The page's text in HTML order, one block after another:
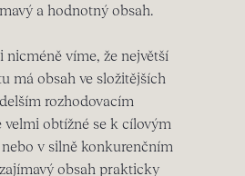
a hodnotný obsah.
nicméně víme, že největší
má obsah ve složitějších
rozhodovacím
velmi obtížné se k cílovým
v silně konkurenčním
obsah prakticky